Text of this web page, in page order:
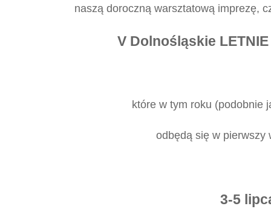
naszą doroczną warsztatową imprezę,
V Dolnośląskie
które w tym roku (podobnie
odbędą się w
3-5